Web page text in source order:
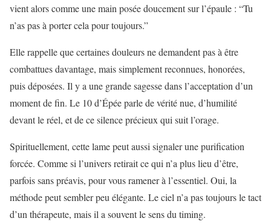
vient alors comme une main posée doucement sur l’épaule : “Tu
n’as pas à porter cela pour toujours.”
Elle rappelle que certaines douleurs ne demandent pas à être
combattues davantage, mais simplement reconnues, honorées,
puis déposées. Il y a une grande sagesse dans l’acceptation d’un
moment de fin. Le 10 d’Épée parle de vérité nue, d’humilité
devant le réel, et de ce silence précieux qui suit l’orage.
Spirituellement, cette lame peut aussi signaler une purification
forcée. Comme si l’univers retirait ce qui n’a plus lieu d’être,
parfois sans préavis, pour vous ramener à l’essentiel. Oui, la
méthode peut sembler peu élégante. Le ciel n’a pas toujours le tact
d’un thérapeute, mais il a souvent le sens du timing.